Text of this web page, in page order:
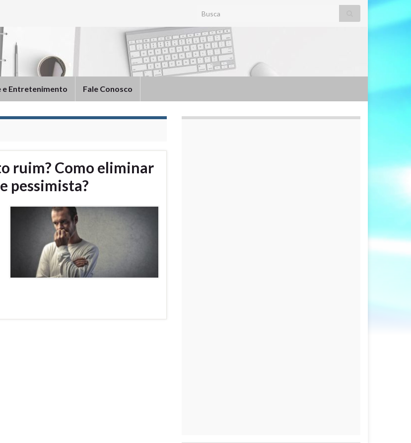
Search for:
e Entretenimento Fale Conosco
ruim? Como eliminar
pessimista?